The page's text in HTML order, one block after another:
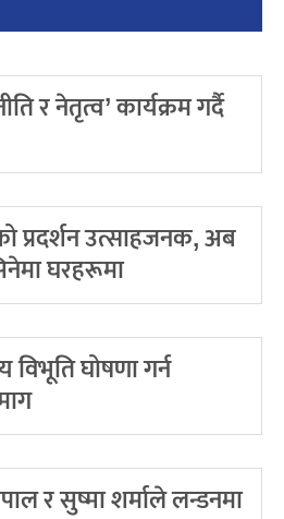
र नेतृत्व’ कार्यक्रम गर्दै
प्रदर्शन उत्साहजनक, अब
घरहरूमा
विभूति घोषणा गर्न
र सुष्मा शर्माले लन्डनमा